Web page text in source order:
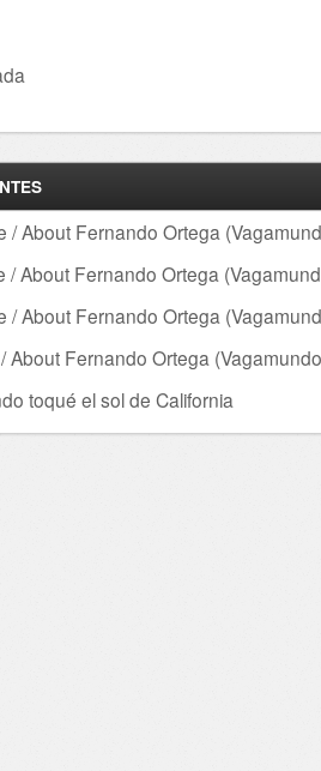
/ About Fernando Ortega
/ About Fernando Ortega
/ About Fernando Ortega
About Fernando Ortega
toqué el sol de California